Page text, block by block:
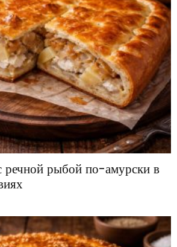
рыбой по-амурски в